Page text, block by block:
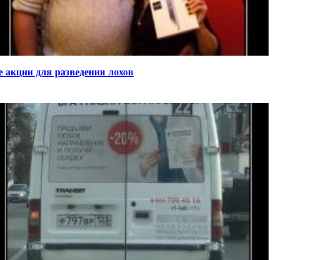
акции для разведения лохов